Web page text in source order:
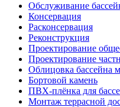
Обслуживание
Консервация
Расконсервация
Реконструкция
Проектирование
Проектирование
Облицовка бассейна
Бортовой камень
ПВХ-плёнка для
Монтаж террасной